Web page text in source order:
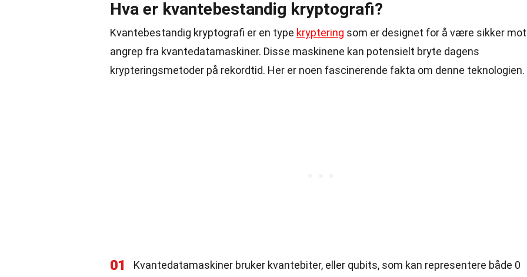
Hva er kvantebestandig kryptografi?
Kvantebestandig kryptografi er en type kryptering som er designet for å være sikker mot
angrep fra kvantedatamaskiner. Disse maskinene kan potensielt bryte dagens
krypteringsmetoder på rekordtid. Her er noen fascinerende fakta om denne teknologien.
01
Kvantedatamaskiner bruker kvantebiter, eller qubits, som kan representere både 0